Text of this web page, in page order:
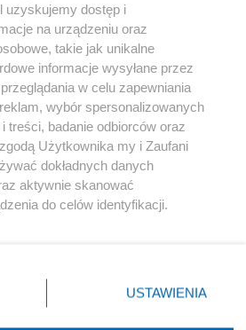
Instagram Youtube
uzyskujemy dostęp i
na urządzeniu oraz
takie jak unikalne
informacje wysyłane przez
w celu zapewniania
wybór spersonalizowanych
treści, badanie odbiorców oraz
Użytkownika my i Zaufani
dokładnych danych
aktywnie skanować
do celów identyfikacji.
przycisk ustawień prywatności
dolnym rogu strony
danych nie wymagają zgody
USTAWIENIA